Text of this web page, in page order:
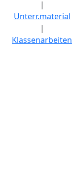
|
Unterr.material
|
Klassenarbeiten